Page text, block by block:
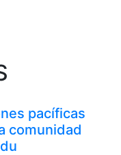
pacíficas
comunidad